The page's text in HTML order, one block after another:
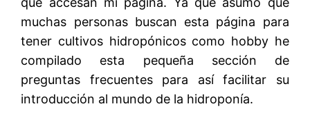
muchas personas buscan esta página para
tener cultivos hidropónicos como hobby he
compilado esta pequeña sección de
preguntas frecuentes para así facilitar su
introducción al mundo de la hidroponía.